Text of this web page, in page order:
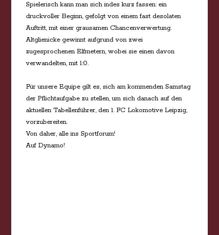
Spielerisch kann man sich indes kurz fassen: ein
druckvoller Beginn, gefolgt von einem fast desolaten
Auftritt, mit einer grausamen Chancenverwertung.
Altglienicke gewinnt aufgrund von zwei
zugesprochenen Elfmetern, wobei sie einen davon
verwandelten, mit 1:0.
Für unsere Equipe gilt es, sich am kommenden Samstag
der Pflichtaufgabe zu stellen, um sich danach auf den
aktuellen Tabellenführer, den 1. FC Lokomotive Leipzig,
vorzubereiten.
Von daher, alle ins Sportforum!
Auf Dynamo!